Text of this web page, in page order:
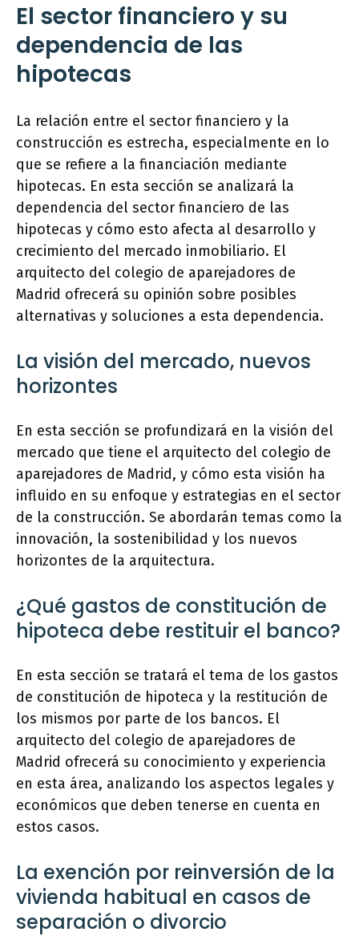
El sector financiero y su
dependencia de las
hipotecas
La relación entre el sector financiero y la
construcción es estrecha, especialmente en lo
que se refiere a la financiación mediante
hipotecas. En esta sección se analizará la
dependencia del sector financiero de las
hipotecas y cómo esto afecta al desarrollo y
crecimiento del mercado inmobiliario. El
arquitecto del colegio de aparejadores de
Madrid ofrecerá su opinión sobre posibles
alternativas y soluciones a esta dependencia.
La visión del mercado, nuevos
horizontes
En esta sección se profundizará en la visión del
mercado que tiene el arquitecto del colegio de
aparejadores de Madrid, y cómo esta visión ha
influido en su enfoque y estrategias en el sector
de la construcción. Se abordarán temas como la
innovación, la sostenibilidad y los nuevos
horizontes de la arquitectura.
¿Qué gastos de constitución de
hipoteca debe restituir el banco?
En esta sección se tratará el tema de los gastos
de constitución de hipoteca y la restitución de
los mismos por parte de los bancos. El
arquitecto del colegio de aparejadores de
Madrid ofrecerá su conocimiento y experiencia
en esta área, analizando los aspectos legales y
económicos que deben tenerse en cuenta en
estos casos.
La exención por reinversión de la
vivienda habitual en casos de
separación o divorcio